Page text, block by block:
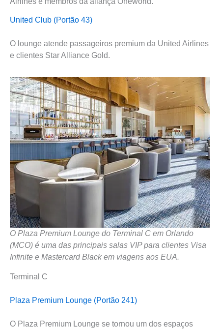
United Club (Portão 43)
O lounge atende passageiros premium da United Airlines
e clientes Star Alliance Gold.
O Plaza Premium Lounge do Terminal C em Orlando
(MCO) é uma das principais salas VIP para clientes Visa
Infinite e Mastercard Black em viagens aos EUA.
Terminal C
Plaza Premium Lounge (Portão 241)
O Plaza Premium Lounge se tornou um dos espaços